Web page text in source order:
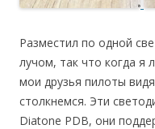
Разместил по одной
лучом, так что когда я
мои друзья пилоты
столкнемся. Эти
Diatone PDB, они